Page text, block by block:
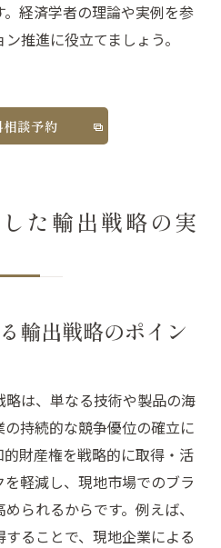
経済学者の理論や実例を参
推進に役立てましょう。
相談予約
た輸出戦略の実
輸出戦略のポイン
は、単なる技術や製品の海
持続的な競争優位の確立に
財産権を戦略的に取得・活
軽減し、現地市場でのブラ
られるからです。例えば、
ることで、現地企業による